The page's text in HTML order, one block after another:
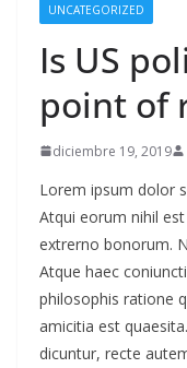
UNCATEGORIZED
Is US
point of
diciembre 19, 2019
Lorem ipsum dolor
Atqui eorum nihil
extrerno bonorum.
Atque haec
philosophis ratione
amicitia est
dicuntur, recte